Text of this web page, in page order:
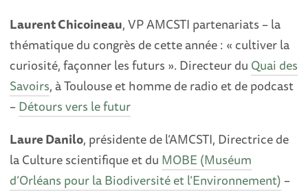
Laurent Chicoineau, VP AMCSTI partenariats – la
thématique du congrès de cette année : « cultiver la
curiosité, façonner les futurs ». Directeur du Quai des
Savoirs, à Toulouse et homme de radio et de podcast
–Détours vers le futur
Laure Danilo, présidente de l’AMCSTI, Directrice de
la Culture scientifique et du MOBE (Muséum
d’Orléans pour la Biodiversité et l’Environnement)–